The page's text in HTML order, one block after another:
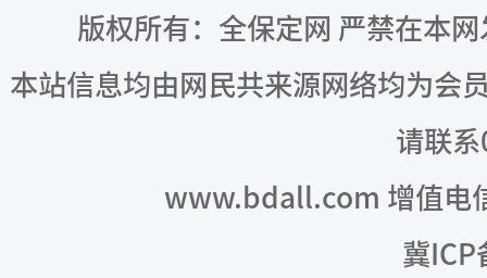
版权所有：全保定网 严禁在本
本站信息均由网民共来源网络均为会
请联
www.bdall.com 增值电
冀ICP